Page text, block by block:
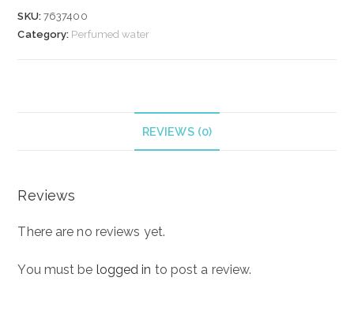
SKU: 7637400
Category: Perfumed water
REVIEWS (0)
Reviews
There are no reviews yet.
You must be logged in to post a review.